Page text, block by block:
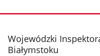
stopka
Wojewódzki
Białymstoku